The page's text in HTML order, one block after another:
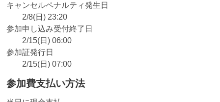
キャンセルペナルティ発生日
2/8(日) 23:20
参加申し込み受付終了日
2/15(日) 06:00
参加証発行日
2/15(日) 07:00
参加費支払い方法